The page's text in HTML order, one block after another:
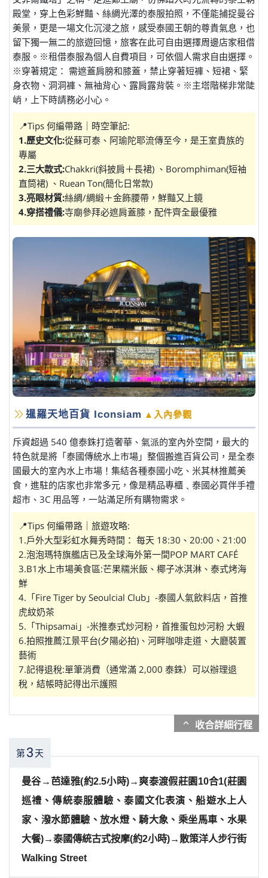
殿堂，穿上色彩鮮豔、絲綢光澤的泰服拍照，不僅能捕捉曼谷
美景，更是一場文化沉浸之旅，感受泰國王朝的尊貴氣息，也
留下獨一無二的旅遊回憶，旅客在此可自由選擇周邊店家租借
泰服。※租借泰服為個人自費項目，可依個人需求自由選擇。
※穿著規定： 需遮蓋肩膀和膝蓋，禁止穿著短褲、短裙、緊
身衣物、洞洞褲、無袖背心、露肩露背裝。※主塔階梯非常陡
峭，上下時請務必小心。
📍Tips 何編帶路｜時空筆記:
1.歷史文化:從蘇可泰、阿瑜陀耶流傳至今，是王室貴族的
專屬
2.三大款式:Chakkri(斜披肩＋長裙) 、Boromphiman(短袖
直筒裙) 、Ruean Ton(簡化日常款)
3.亮眼材質:絲綢/綢緞＋金飾腰帶，鮮豔又上鏡
4.穿搭禮儀:寺廟參拜必遮肩蓋膝，配件齊全最優雅
暹羅天地百貨 Iconsiam ▲入內參觀
斥資超過 540 億泰銖打造奢華、氣派的室內外空間，最大的
特色就是將「泰國傳統水上市場」整個搬進百貨公司，是全泰
國最大的室內水上市場！集結各種泰國小吃、米其林推薦美
食，進駐的店家也非常多元，像是精品專櫃﹑泰國必買伴手禮
超市、3C 用品等，一站滿足所有購物需求。
📍Tips 何編帶路｜旅遊攻略:
1.戶外大型彩虹水舞秀時間： 每天 18:30、20:00、21:00
2.泡泡瑪特旗艦店已及全球海外第一間POP MART CAFÉ
3.B1水上市場美食區:芒果糯米飯、椰子冰淇淋、泰式烤海
鮮
4.「Fire Tiger by Seoulcial Club」-泰國人氣飲料店，首推
虎紋奶茶
5.「Thipsamai」-米推泰式炒河粉，首推蛋包炒河粉 大蝦
6.拍照推薦江景平台(夕陽必拍)、河畔咖啡走道、大廳裝置
藝術
7.記得退稅:單筆消費（通常滿 2,000 泰銖）可以辦理退
稅，結帳時記得出示護照
expand_more
第3 天
曼谷→芭達雅(約2.5小時)→爽泰渡假莊園10合1(莊園
巡禮、傳統泰服體驗、泰國文化表演、船遊水上人
家、潑水節體驗、放水燈、騎大象、乘坐馬車、水果
大餐)→泰國傳統古式按摩(約2小時)→散策洋人步行街
Walking Street